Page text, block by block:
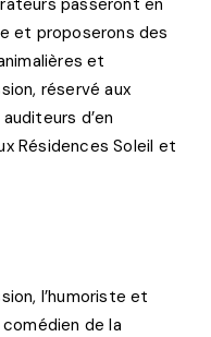
passeront en
et proposerons des
et
réservé aux
d’en
Résidences Soleil et
l’humoriste et
de la